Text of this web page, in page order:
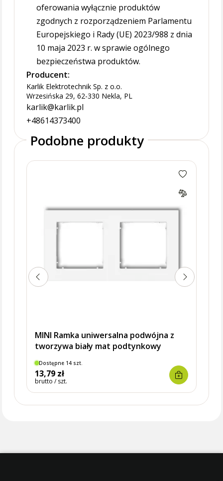
oferowania wyłącznie produktów
zgodnych z rozporządzeniem Parlamentu
Europejskiego i Rady (UE) 2023/988 z dnia
10 maja 2023 r. w sprawie ogólnego
bezpieczeństwa produktów.
Producent:
Karlik Elektrotechnik Sp. z o.o.
Wrzesińska 29, 62-330 Nekla, PL
karlik@karlik.pl
+48614373400
Podobne produkty
MINI Ramka uniwersalna podwójna z
tworzywa biały mat podtynkowy
Dostępne 14 szt.
13,79 zł
brutto / szt.